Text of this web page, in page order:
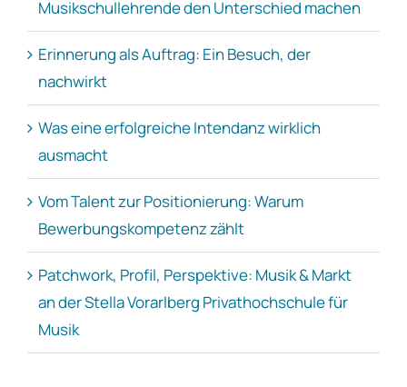
Musikschullehrende den Unterschied machen
Erinnerung als Auftrag: Ein Besuch, der
nachwirkt
Was eine erfolgreiche Intendanz wirklich
ausmacht
Vom Talent zur Positionierung: Warum
Bewerbungskompetenz zählt
Patchwork, Profil, Perspektive: Musik & Markt
an der Stella Vorarlberg Privathochschule für
Musik